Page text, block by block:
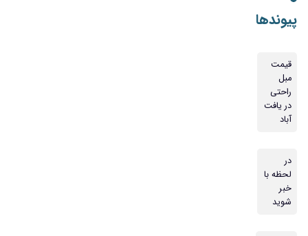
پیوندها
قیمت
مبل
راحتی
در یافت
آباد
در
لحظه با
خبر
شوید